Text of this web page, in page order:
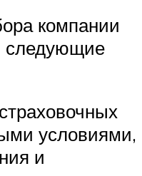
компании
следующие
условиями,
и